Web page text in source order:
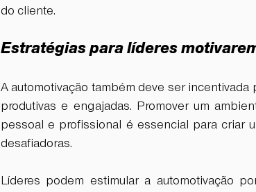
do cliente.
Estratégias para líderes
A automotivação também deve ser
produtivas e engajadas. Promover um
pessoal e profissional é essencial para criar
desafiadoras.
Líderes podem estimular a automotivação